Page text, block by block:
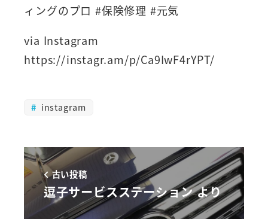
ィングのプロ #保険修理 #元気
via Instagram
https://instagr.am/p/Ca9IwF4rYPT/
instagram
古い投稿
逗子サービスステーション より